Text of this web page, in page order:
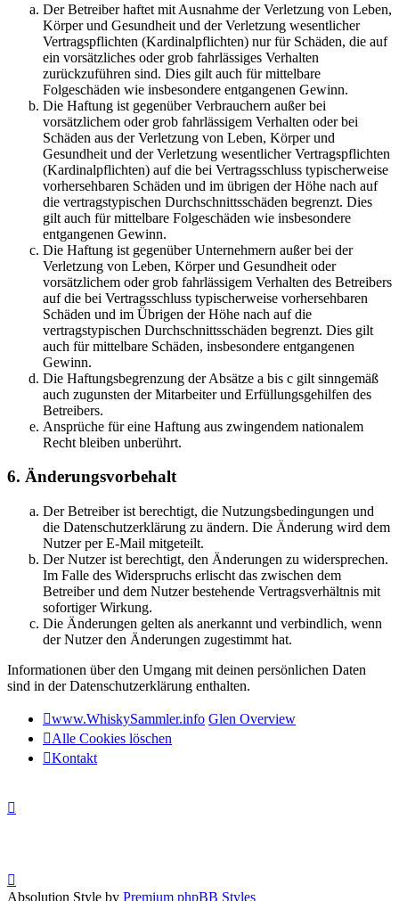
Der Betreiber haftet mit Ausnahme der Verletzung von Leben,
Körper und Gesundheit und der Verletzung wesentlicher
Vertragspflichten (Kardinalpflichten) nur für Schäden, die auf
ein vorsätzliches oder grob fahrlässiges Verhalten
zurückzuführen sind. Dies gilt auch für mittelbare
Folgeschäden wie insbesondere entgangenen Gewinn.
Die Haftung ist gegenüber Verbrauchern außer bei
vorsätzlichem oder grob fahrlässigem Verhalten oder bei
Schäden aus der Verletzung von Leben, Körper und
Gesundheit und der Verletzung wesentlicher Vertragspflichten
(Kardinalpflichten) auf die bei Vertragsschluss typischerweise
vorhersehbaren Schäden und im übrigen der Höhe nach auf
die vertragstypischen Durchschnittsschäden begrenzt. Dies
gilt auch für mittelbare Folgeschäden wie insbesondere
entgangenen Gewinn.
Die Haftung ist gegenüber Unternehmern außer bei der
Verletzung von Leben, Körper und Gesundheit oder
vorsätzlichem oder grob fahrlässigem Verhalten des Betreibers
auf die bei Vertragsschluss typischerweise vorhersehbaren
Schäden und im Übrigen der Höhe nach auf die
vertragstypischen Durchschnittsschäden begrenzt. Dies gilt
auch für mittelbare Schäden, insbesondere entgangenen
Gewinn.
Die Haftungsbegrenzung der Absätze a bis c gilt sinngemäß
auch zugunsten der Mitarbeiter und Erfüllungsgehilfen des
Betreibers.
Ansprüche für eine Haftung aus zwingendem nationalem
Recht bleiben unberührt.
6. Änderungsvorbehalt
Der Betreiber ist berechtigt, die Nutzungsbedingungen und
die Datenschutzerklärung zu ändern. Die Änderung wird dem
Nutzer per E-Mail mitgeteilt.
Der Nutzer ist berechtigt, den Änderungen zu widersprechen.
Im Falle des Widerspruchs erlischt das zwischen dem
Betreiber und dem Nutzer bestehende Vertragsverhältnis mit
sofortiger Wirkung.
Die Änderungen gelten als anerkannt und verbindlich, wenn
der Nutzer den Änderungen zugestimmt hat.
Informationen über den Umgang mit deinen persönlichen Daten
sind in der Datenschutzerklärung enthalten.
www.WhiskySammler.info Glen Overview
Alle Cookies löschen
Kontakt
Absolution Style by Premium phpBB Styles